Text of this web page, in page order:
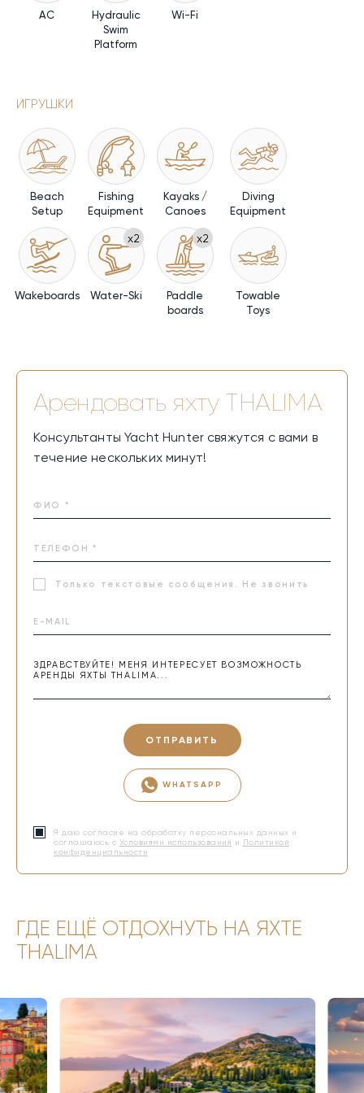
AC
Hydraulic
Swim
Platform
Wi-Fi
ИГРУШКИ
Beach
Setup
Fishing
Equipment
Kayaks /
Canoes
Diving
Equipment
Wakeboards
x2
Water-Ski
x2
Paddle
boards
Towable
Toys
Арендовать яхту THALIMA
Консультанты Yacht Hunter свяжутся с вами в
течение нескольких минут!
Только текстовые сообщения. Не звонить
ОТПРАВИТЬ
WHATSAPP
Я даю согласие на обработку персональных данных и
соглашаюсь с Условиями использования и Политикой
конфиденциальности
ГДЕ ЕЩЁ ОТДОХНУТЬ НА ЯХТЕ
THALIMA